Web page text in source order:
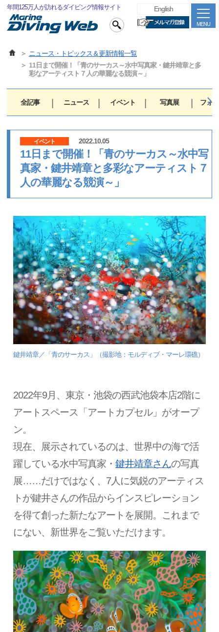
年間125万人が訪れるダイビング情報サイト
MENU
English
ニュース・トピックス＆更新情報一覧
11日まで開催！「青のサーカス～水中写真家・鍵井靖章と多
彩なアーティスト７人の華麗なる競演～」
全記事 ニュース イベント 写真展 フォ
イベント 2022.10.05
11日まで開催！「青のサーカス～水中写
真家・鍵井靖章と多彩なアーティスト７
人の華麗なる競演～」
鍵井靖章／「青のサーカス」（撮影地：モルディブ・マーレ環礁）
2022年9月、東京・池袋の西武池袋本店2階に
アートスペース「アートカプセル」がオープ
ン。
現在、展示されているのは、世界中の海で活
躍している水中写真家・ 鍵井靖章さんの写真
展……だけではなく、7人に気鋭のアーティス
トが鍵井さんの作品からインスピレーション
を得て創った新たなアートを展開。これまで
にない、新世界をご覧いただけます。